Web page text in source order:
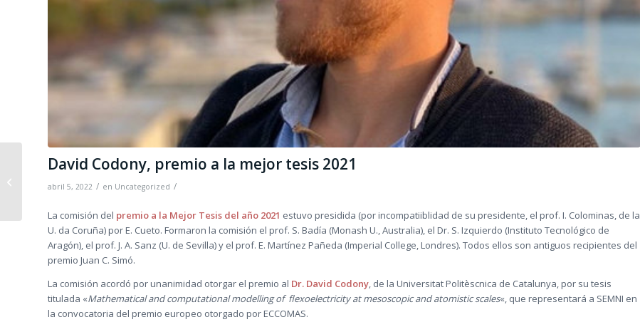
David Codony, premio a la mejor tesis 2021
abril 5, 2022 / en Uncategorized /
La comisión del premio a la Mejor Tesis del año 2021 estuvo presidida (por incompatiiblidad de su presidente, el prof. I. Colominas, de la
U. da Coruña) por E. Cueto. Formaron la comisión el prof. S. Badía (Monash U., Australia), el Dr. S. Izquierdo (Instituto Tecnológico de
Aragón), el prof. J. A. Sanz (U. de Sevilla) y el prof. E. Martínez Pañeda (Imperial College, Londres). Todos ellos son antiguos recipientes del
premio Juan C. Simó.
La comisión acordó por unanimidad otorgar el premio al Dr. David Codony , de la Universitat Politèscnica de Catalunya, por su tesis
titulada «Mathematical and computational modelling of flexoelectricity at mesoscopic and atomistic scales«, que representará a SEMNI en
la convocatoria del premio europeo otorgado por ECCOMAS.
PREMIO JUAN CARLOS
SIMÓ 2022